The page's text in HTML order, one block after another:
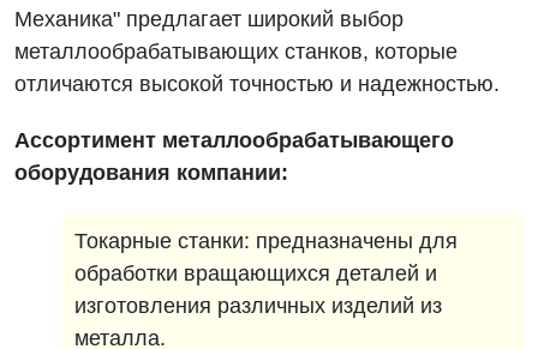
Механика" предлагает широкий выбор
металлообрабатывающих станков, которые
отличаются высокой точностью и надежностью.
Ассортимент металлообрабатывающего
оборудования компании:
Токарные станки: предназначены для
обработки вращающихся деталей и
изготовления различных изделий из
металла.